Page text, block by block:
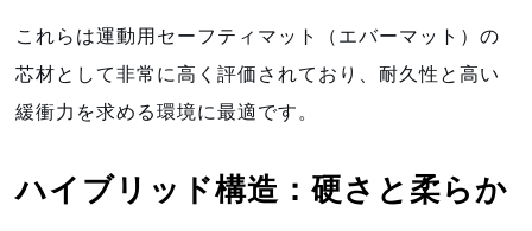
これらは運動用セーフティマット（エバーマット）の
芯材として非常に高く評価されており、耐久性と高い
緩衝力を求める環境に最適です。
ハイブリッド構造：硬さと柔らか